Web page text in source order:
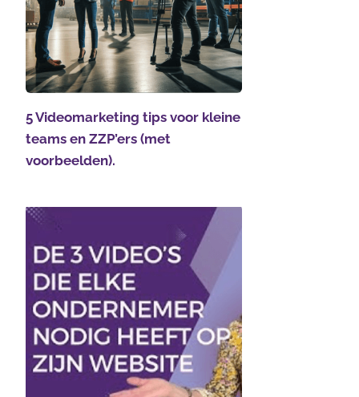
5 Videomarketing tips voor kleine
teams en ZZP’ers (met
voorbeelden).